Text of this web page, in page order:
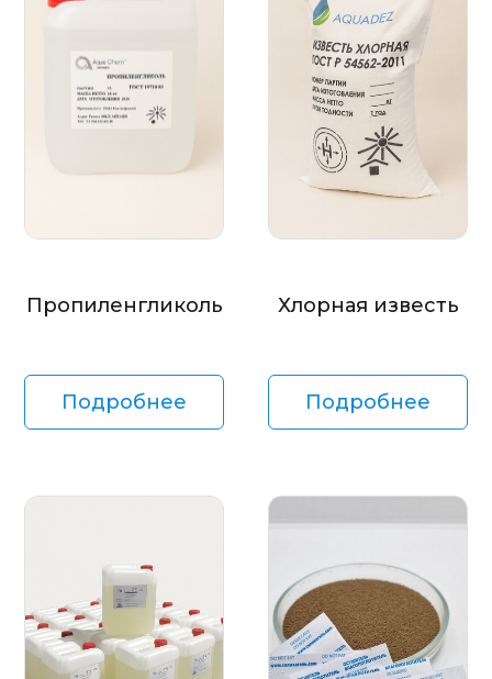
Пропиленгликоль
Подробнее
Хлорная известь
Подробнее